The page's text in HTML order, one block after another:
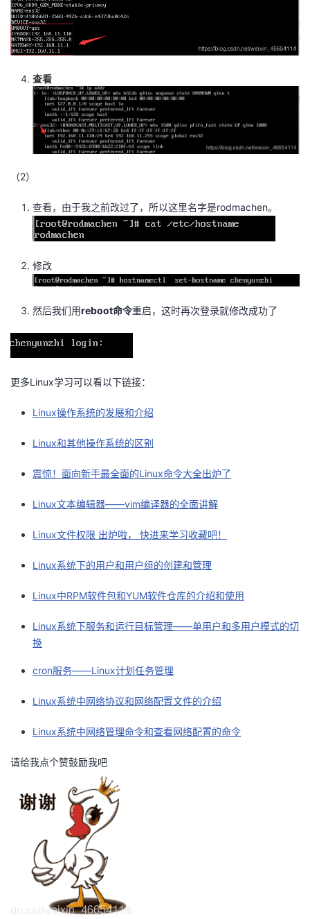
查看
（2）
查看，由于我之前改过了，所以这里名字是rodmachen。
修改
然后我们用reboot命令重启，这时再次登录就修改成功了
更多Linux学习可以看以下链接：
Linux操作系统的发展和介绍
Linux和其他操作系统的区别
震惊！面向新手最全面的Linux命令大全出炉了
Linux文本编辑器——vim编译器的全面讲解
Linux文件权限 出炉啦， 快进来学习收藏吧！
Linux系统下的用户和用户组的创建和管理
Linux中RPM软件包和YUM软件仓库的介绍和使用
Linux系统下服务和运行目标管理——单用户和多用户模式的切
换
cron服务——Linux计划任务管理
Linux系统中网络协议和网络配置文件的介绍
Linux系统中网络管理命令和查看网络配置的命令
请给我点个赞鼓励我吧